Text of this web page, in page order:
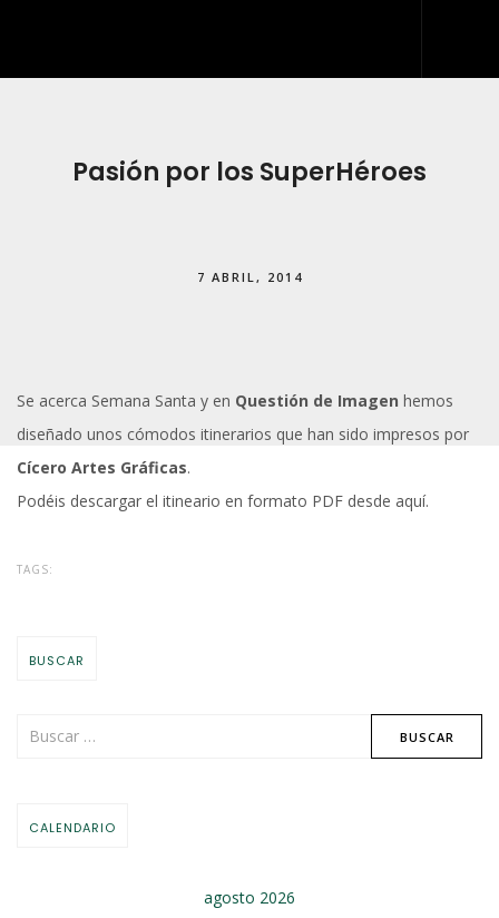
ARTES GRÁFICAS Y ROTULACIÓN
CONTACTO
Pasión por los SuperHéroes
7 ABRIL, 2014
Se acerca Semana Santa y en Questión de Imagen hemos
diseñado unos cómodos itinerarios que han sido impresos por
Cícero Artes Gráficas.
Podéis descargar el itineario en formato PDF desde aquí.
TAGS:
BUSCAR
CALENDARIO
agosto 2026